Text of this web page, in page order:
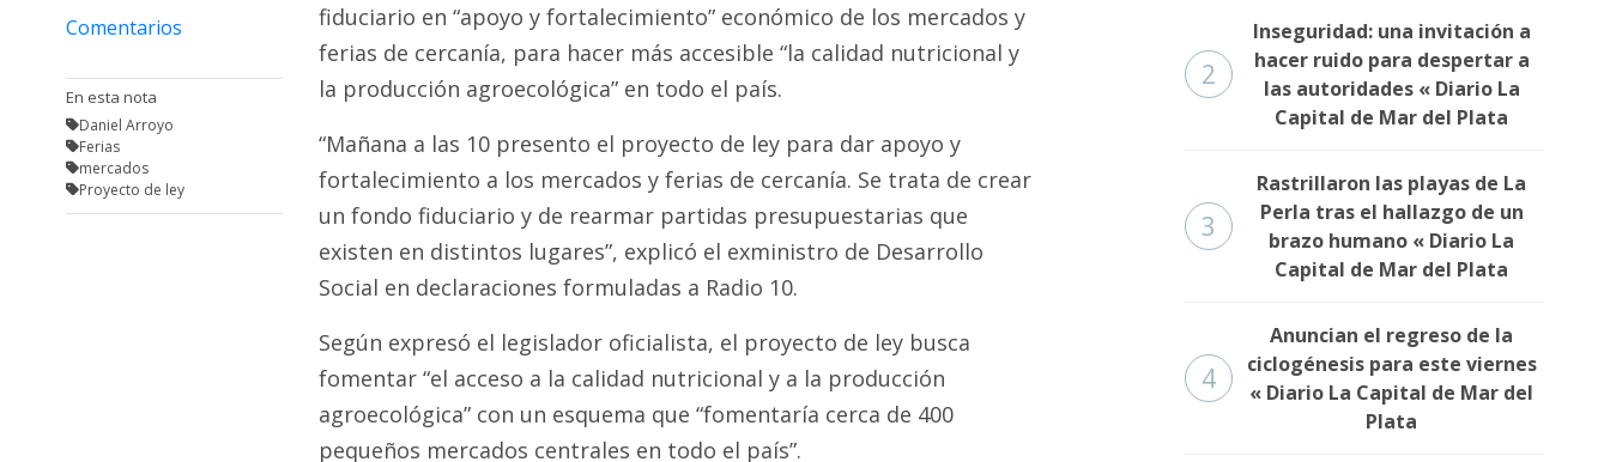
Comentarios
En esta nota
Daniel Arroyo
Ferias
mercados
Proyecto de ley
fiduciario en “apoyo y fortalecimiento” económico de los mercados y
ferias de cercanía, para hacer más accesible “la calidad nutricional y
la producción agroecológica” en todo el país.
“Mañana a las 10 presento el proyecto de ley para dar apoyo y
fortalecimiento a los mercados y ferias de cercanía. Se trata de crear
un fondo fiduciario y de rearmar partidas presupuestarias que
existen en distintos lugares”, explicó el exministro de Desarrollo
Social en declaraciones formuladas a Radio 10.
Según expresó el legislador oficialista, el proyecto de ley busca
fomentar “el acceso a la calidad nutricional y a la producción
agroecológica” con un esquema que “fomentaría cerca de 400
pequeños mercados centrales en todo el país”.
2
Inseguridad: una invitación a
hacer ruido para despertar a
las autoridades « Diario La
Capital de Mar del Plata
3
Rastrillaron las playas de La
Perla tras el hallazgo de un
brazo humano « Diario La
Capital de Mar del Plata
4
Anuncian el regreso de la
ciclogénesis para este viernes
« Diario La Capital de Mar del
Plata